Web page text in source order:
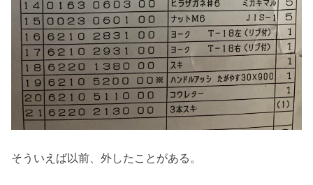
そういえば以前、外したことがある。